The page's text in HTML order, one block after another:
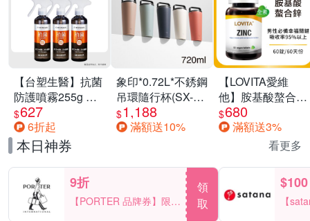
【台塑生醫】抗菌
防護噴霧255g 三
入組
$627
6折起
象印*0.72L*不銹鋼
吊環隨行杯(SX-
LA72H)
$1,188
滿額送10%
【LOVITA愛維
他】胺基酸螯合鋅
x2瓶30mg素食錠
(鋅錠)
$680
滿額送3%
本日神券 看更多
9折
【PORTER 品牌券】限時
2天 滿2000享9折
領
取
$100
【
一件